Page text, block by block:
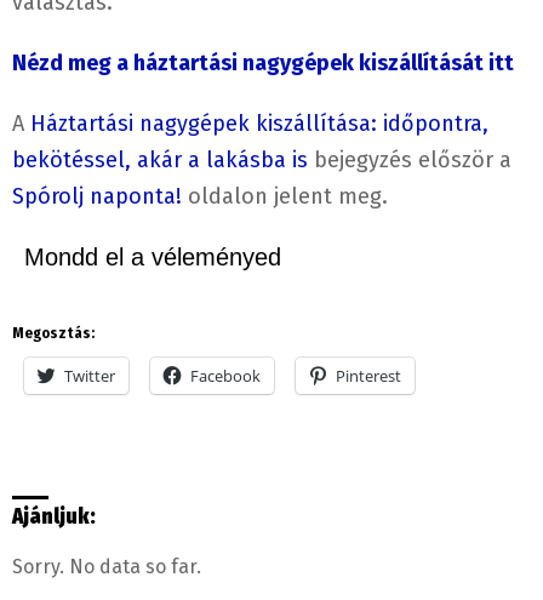
Nézd meg a háztartási nagygépek kiszállítását itt
A Háztartási nagygépek kiszállítása: időpontra,
bekötéssel, akár a lakásba is bejegyzés először a
Spórolj naponta! oldalon jelent meg.
Mondd el a véleményed
Megosztás:
Twitter Facebook Pinterest
Ajánljuk:
Sorry. No data so far.